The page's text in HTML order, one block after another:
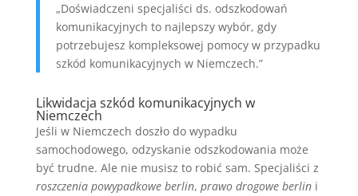
„Doświadczeni specjaliści ds. odszkodowań
komunikacyjnych to najlepszy wybór, gdy
potrzebujesz kompleksowej pomocy w przypadku
szkód komunikacyjnych w Niemczech.”
Likwidacja szkód komunikacyjnych w
Niemczech
Jeśli w Niemczech doszło do wypadku
samochodowego, odzyskanie odszkodowania może
być trudne. Ale nie musisz to robić sam. Specjaliści z
roszczenia powypadkowe berlin, prawo drogowe berlini